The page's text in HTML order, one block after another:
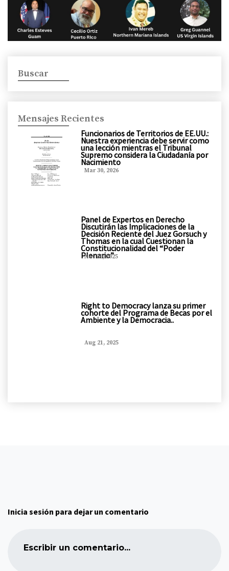
Buscar
Mensajes Recientes
Funcionarios de Territorios de EE.UU.:
Nuestra experiencia debe servir como
una lección mientras el Tribunal
Supremo considera la Ciudadanía por
Nacimiento
Mar 30, 2026
Panel de Expertos en Derecho
Discutirán las Implicaciones de la
Decisión Reciente del Juez Gorsuch y
Thomas en la cual Cuestionan la
Constitucionalidad del “Poder
Plenario”
Nov 20, 2025
Right to Democracy lanza su primer
cohorte del Programa de Becas por el
Ambiente y la Democracia..
Aug 21, 2025
Inicia sesión para dejar un comentario
Escribir un comentario...